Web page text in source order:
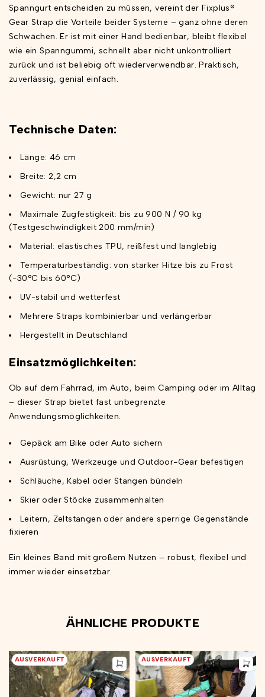
Spanngurt entscheiden zu müssen, vereint der Fixplus®
Gear Strap die Vorteile beider Systeme – ganz ohne deren
Schwächen. Er ist mit einer Hand bedienbar, bleibt flexibel
wie ein Spanngummi, schnellt aber nicht unkontrolliert
zurück und ist beliebig oft wiederverwendbar. Praktisch,
zuverlässig, genial einfach.
Technische Daten:
Länge: 46 cm
Breite: 2,2 cm
Gewicht: nur 27 g
Maximale Zugfestigkeit: bis zu 900 N / 90 kg
(Testgeschwindigkeit 200 mm/min)
Material: elastisches TPU, reißfest und langlebig
Temperaturbeständig: von starker Hitze bis zu Frost
(-30°C bis 60°C)
UV-stabil und wetterfest
Mehrere Straps kombinierbar und verlängerbar
Hergestellt in Deutschland
Einsatzmöglichkeiten:
Ob auf dem Fahrrad, im Auto, beim Camping oder im Alltag
– dieser Strap bietet fast unbegrenzte
Anwendungsmöglichkeiten.
Gepäck am Bike oder Auto sichern
Ausrüstung, Werkzeuge und Outdoor-Gear befestigen
Schläuche, Kabel oder Stangen bündeln
Skier oder Stöcke zusammenhalten
Leitern, Zeltstangen oder andere sperrige Gegenstände
fixieren
Ein kleines Band mit großem Nutzen – robust, flexibel und
immer wieder einsetzbar.
ÄHNLICHE PRODUKTE
AUSVERKAUFT AUSVERKAUFT